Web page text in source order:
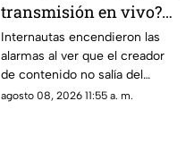
transmisión en vivo?
Influencer realiza
peligrosa hazaña
dentro de un tanque de
agua
Internautas encendieron las
alarmas al ver que el creador
de contenido no salía del
tanque de agua
agosto 08, 2026 11:55 a. m.